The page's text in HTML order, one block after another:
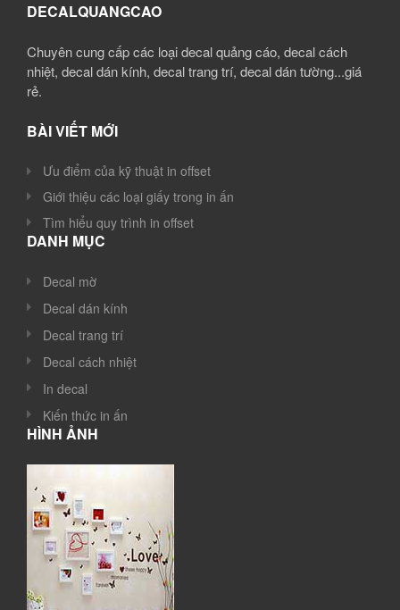
DECALQUANGCAO
Chuyên cung cấp các loại decal quảng cáo, decal cách
nhiệt, decal dán kính, decal trang trí, decal dán tường...giá
rẻ.
BÀI VIẾT MỚI
Ưu điểm của kỹ thuật in offset
Giới thiệu các loại giấy trong in ấn
Tìm hiểu quy trình in offset
DANH MỤC
Decal mờ
Decal dán kính
Decal trang trí
Decal cách nhiệt
In decal
Kiến thức in ấn
HÌNH ẢNH